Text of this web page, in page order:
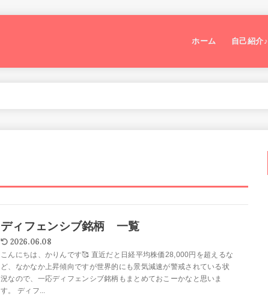
ホーム 自己紹介♪
ディフェンシブ銘柄 一覧
2026.06.08
こんにちは、かりんです🥰 直近だと日経平均株価28,000円を超えるな
ど、なかなか上昇傾向ですが世界的にも景気減速が警戒されている状
況なので、一応ディフェンシブ銘柄もまとめておこーかなと思いま
す。 ディフ...